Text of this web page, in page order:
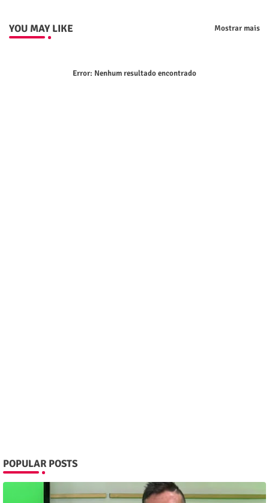
YOU MAY LIKE Mostrar mais
Error: Nenhum resultado encontrado
POPULAR POSTS